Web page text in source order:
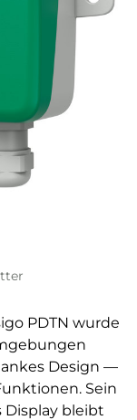
PDTN wurde
Design —
Sein
Display bleibt